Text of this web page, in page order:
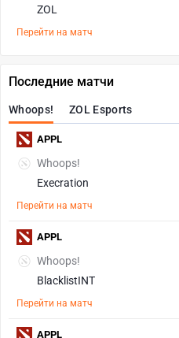
ZOL
Перейти на матч
Последние матчи
Whoops! ZOL Esports
Whoops!
Execration
Перейти на матч
APPL
Whoops!
BlacklistINT
Перейти на матч
APPL
APPL